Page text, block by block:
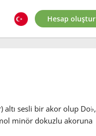
Hesap oluştur
altı sesli bir akor olup Do♭,
minör dokuzlu akoruna